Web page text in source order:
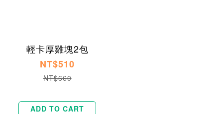
輕卡厚雞塊2包
NT$510
NT$660
ADD TO CART